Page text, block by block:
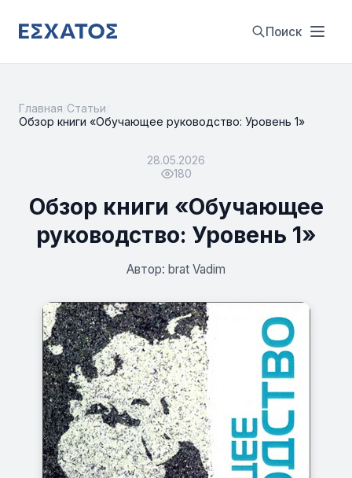
Поиск
Главная Статьи
Обзор книги «Обучающее руководство: Уровень 1»
28.05.2026
180
Обзор книги «Обучающее
руководство: Уровень 1»
Автор: brat Vadim